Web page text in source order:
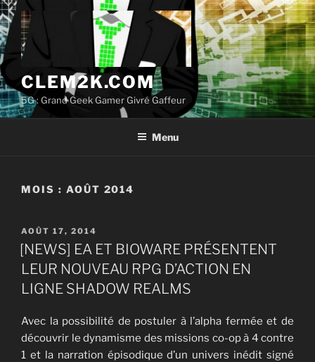
Aller
au
contenu
principal
CLEM2K.COM
5G : Grand Geek Gamer Givré Gaffeur
Menu
MOIS : AOÛT 2014
PUBLIÉ
LE
AOÛT 17, 2014
[NEWS] EA ET BIOWARE PRÉSENTENT
LEUR NOUVEAU RPG D’ACTION EN
LIGNE SHADOW REALMS
Avec la possibilité de postuler à l’alpha fermée et de
découvrir le dynamisme des missions co-op à 4 contre
1 et la narration épisodique d’un univers inédit signé